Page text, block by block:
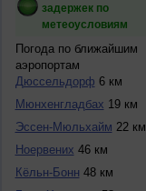
задержек по
метеоусловиям
Погода по ближайшим
аэропортам
Дюссельдорф 6 км
Мюнхенгладбах 19 км
Эссен-Мюльхайм 22 км
Ноервених 46 км
Кёльн-Бонн 48 км